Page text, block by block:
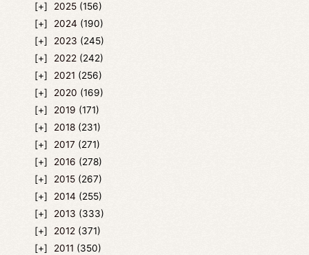
2025 (156)
2024 (190)
2023 (245)
2022 (242)
2021 (256)
2020 (169)
2019 (171)
2018 (231)
2017 (271)
2016 (278)
2015 (267)
2014 (255)
2013 (333)
2012 (371)
2011 (350)